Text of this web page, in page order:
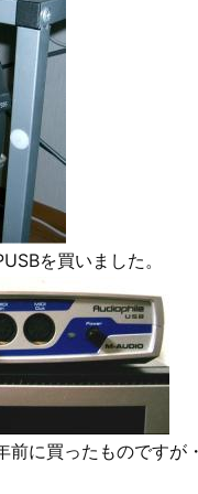
を買いました。
前に買ったものですが